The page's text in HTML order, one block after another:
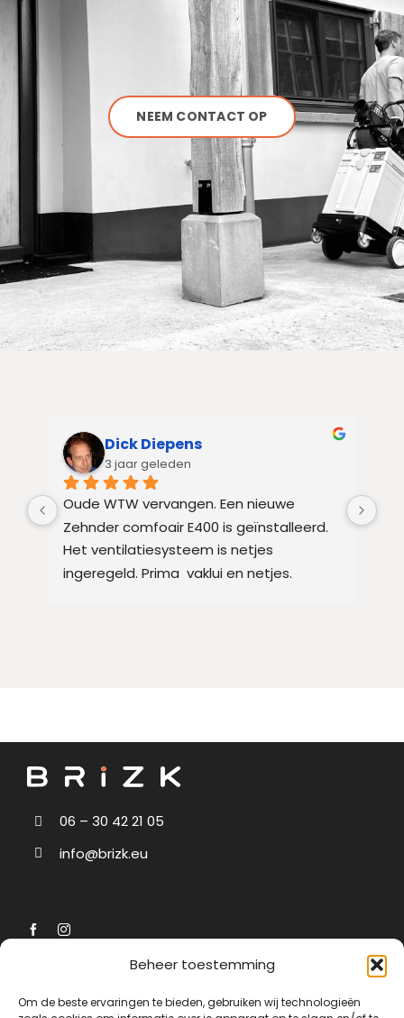
Beheer toestemming
Om de beste ervaringen te bieden, gebruiken wij technologieën
NEEM CONTACT OP
Dick Diepens
3 jaar geleden
Oude WTW vervangen. Een nieuwe
Zehnder comfoair E400 is geïnstalleerd.
Het ventilatiesysteem is netjes
ingeregeld. Prima  vaklui en netjes.
06 – 30 42 21 05
info@brizk.eu
Navigatie Diensten